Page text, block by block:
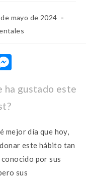
mayo de 2024
se
g
er
ha gustado este
mejor día que hoy,
este hábito tan
por sus
sus